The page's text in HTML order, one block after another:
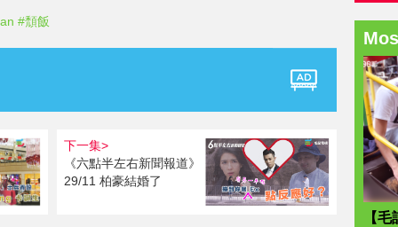
#頹飯
下一集>
《六點半左右新聞報道》
29/11 柏豪結婚了
【